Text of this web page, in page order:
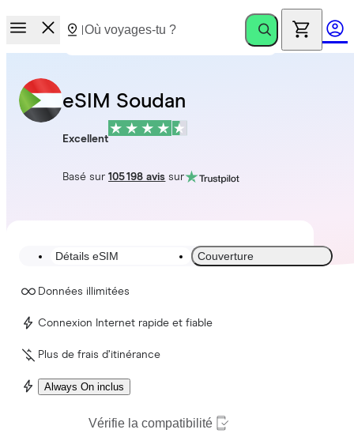
eSIM Soudan
Excellent
Basé sur105 198 avis sur
Détails eSIM Couverture
Données illimitées
Connexion Internet rapide et fiable
Plus de frais d’itinérance
Always On inclus
Vérifie la compatibilité